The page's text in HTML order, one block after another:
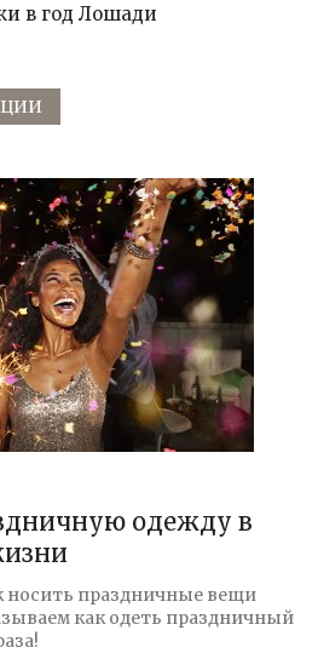
в год Лошади
одежду в
носить праздничные вещи
как одеть праздничный